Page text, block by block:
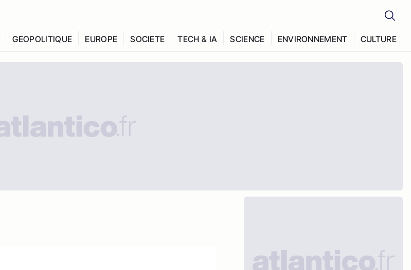
GEOPOLITIQUE EUROPE SOCIETE TECH & IA SCIENCE ENVIRONNEMENT CULTURE